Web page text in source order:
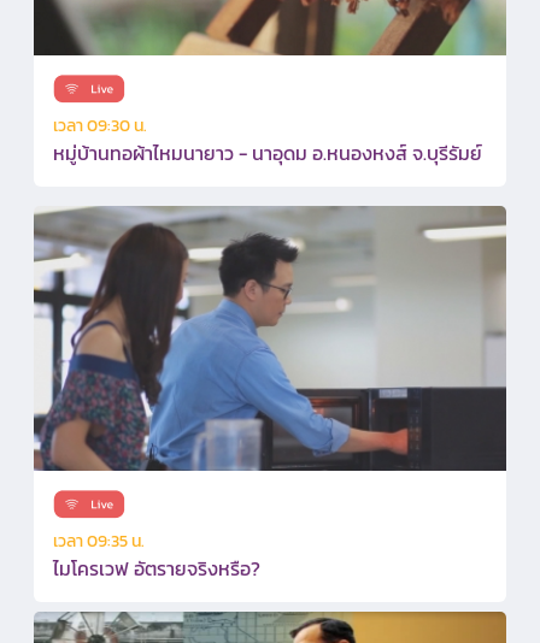
เวลา 09:30 น.
หมู่บ้านทอผ้าไหมนายาว - นาอุดม อ.หนองหงส์ จ.บุรีรัมย์
เวลา 09:35 น.
ไมโครเวฟ อัตรายจริงหรือ?